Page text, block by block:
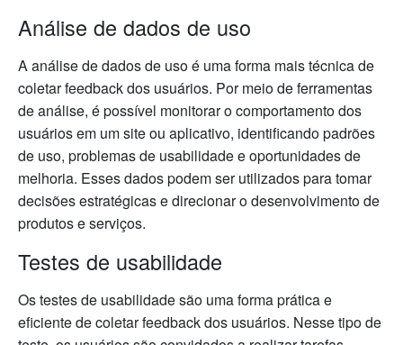
Análise de dados de uso
A análise de dados de uso é uma forma mais técnica de
coletar feedback dos usuários. Por meio de ferramentas
de análise, é possível monitorar o comportamento dos
usuários em um site ou aplicativo, identificando padrões
de uso, problemas de usabilidade e oportunidades de
melhoria. Esses dados podem ser utilizados para tomar
decisões estratégicas e direcionar o desenvolvimento de
produtos e serviços.
Testes de usabilidade
Os testes de usabilidade são uma forma prática e
eficiente de coletar feedback dos usuários. Nesse tipo de